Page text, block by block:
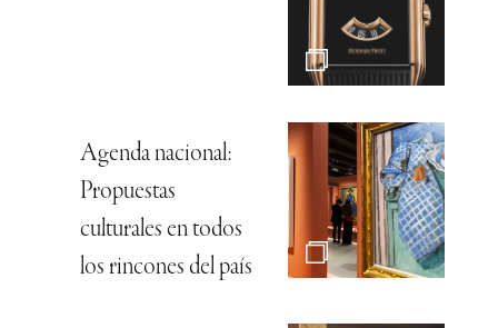
Agenda nacional:
Propuestas
culturales en todos
los rincones del país